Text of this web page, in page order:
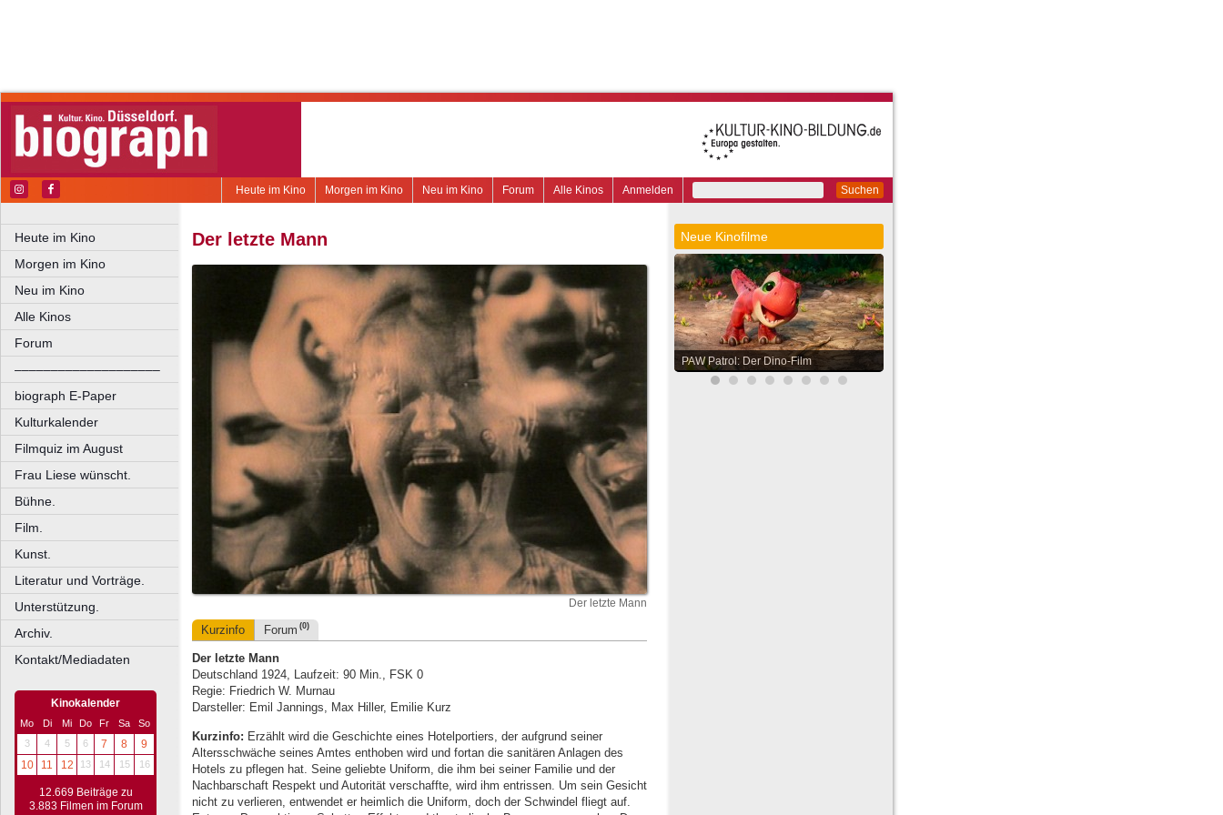
Suchen
Anmelden
Alle Kinos
Forum
Neu im Kino
Morgen im Kino
Heute im Kino
Heute im Kino
Morgen im Kino
Neu im Kino
Alle Kinos
Forum
––––––––––––––––––––
biograph E-Paper
Kulturkalender
Filmquiz im August
Frau Liese wünscht.
Bühne.
Film.
Kunst.
Literatur und Vorträge.
Unterstützung.
Archiv.
Kontakt/Mediadaten
Kinokalender
Mo Di Mi Do Fr Sa
So
3
4 5 6 7 8
9
10
11 12 13 14 15 16
12.669 Beiträge zu
3.883 Filmen im Forum
Der letzte Mann
Der letzte Mann
Kurzinfo Forum (0)
Der letzte Mann
Deutschland 1924, Laufzeit: 90 Min., FSK 0
Regie: Friedrich W. Murnau
Darsteller: Emil Jannings, Max Hiller, Emilie Kurz
Kurzinfo: Erzählt wird die Geschichte eines Hotelportiers, der aufgrund seiner
Altersschwäche seines Amtes enthoben wird und fortan die sanitären Anlagen des
Hotels zu pflegen hat. Seine geliebte Uniform, die ihm bei seiner Familie und der
Nachbarschaft Respekt und Autorität verschaffte, wird ihm entrissen. Um sein Gesicht
nicht zu verlieren, entwendet er heimlich die Uniform, doch der Schwindel fliegt auf.
Neue Kinofilme
PAW Patrol: Der Dino-Film